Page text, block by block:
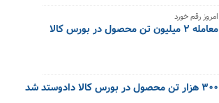
امروز رقم خورد
معامله ۲ میلیون تن محصول در بورس کالا
۳۰۰ هزار تن محصول در بورس کالا دادوستد شد